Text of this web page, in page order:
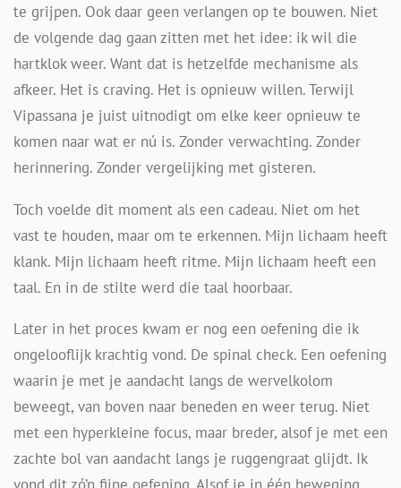
te grijpen. Ook daar geen verlangen op te bouwen. Niet
de volgende dag gaan zitten met het idee: ik wil die
hartklok weer. Want dat is hetzelfde mechanisme als
afkeer. Het is craving. Het is opnieuw willen. Terwijl
Vipassana je juist uitnodigt om elke keer opnieuw te
komen naar wat er nú is. Zonder verwachting. Zonder
herinnering. Zonder vergelijking met gisteren.
Toch voelde dit moment als een cadeau. Niet om het
vast te houden, maar om te erkennen. Mijn lichaam heeft
klank. Mijn lichaam heeft ritme. Mijn lichaam heeft een
taal. En in de stilte werd die taal hoorbaar.
Later in het proces kwam er nog een oefening die ik
ongelooflijk krachtig vond. De spinal check. Een oefening
waarin je met je aandacht langs de wervelkolom
beweegt, van boven naar beneden en weer terug. Niet
met een hyperkleine focus, maar breder, alsof je met een
zachte bol van aandacht langs je ruggengraat glijdt. Ik